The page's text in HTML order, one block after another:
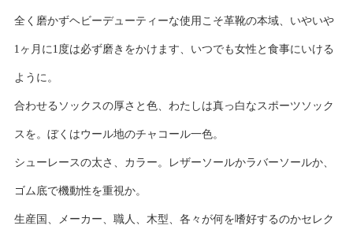
全く磨かずヘビーデューティーな使用こそ革靴の本域、いやいや
1ヶ月に1度は必ず磨きをかけます、いつでも女性と食事にいける
ように。
合わせるソックスの厚さと色、わたしは真っ白なスポーツソック
スを。ぼくはウール地のチャコール一色。
シューレースの太さ、カラー。レザーソールかラバーソールか、
ゴム底で機動性を重視か。
生産国、メーカー、職人、木型、各々が何を嗜好するのかセレク